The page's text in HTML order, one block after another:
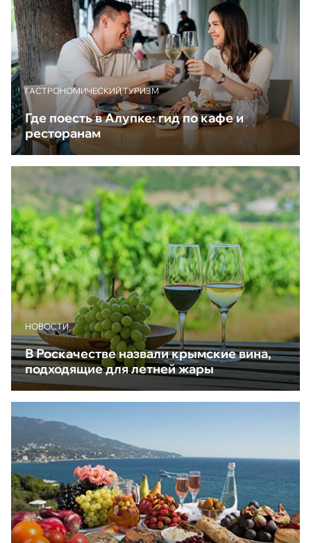
ГАСТРОНОМИЧЕСКИЙ ТУРИЗМ
Где поесть в Алупке: гид по кафе и
ресторанам
НОВОСТИ
В Роскачестве назвали крымские вина,
подходящие для летней жары